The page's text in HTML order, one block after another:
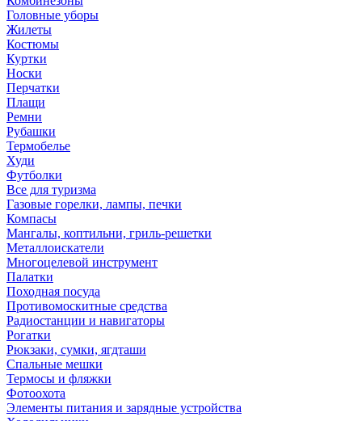
Головные уборы
Жилеты
Костюмы
Куртки
Носки
Перчатки
Плащи
Ремни
Рубашки
Термобелье
Худи
Футболки
Все для туризма
Газовые горелки, лампы, печки
Компасы
Мангалы, коптильни, гриль-решетки
Металлоискатели
Многоцелевой инструмент
Палатки
Походная посуда
Противомоскитные средства
Радиостанции и навигаторы
Рогатки
Рюкзаки, сумки, ягдташи
Спальные мешки
Термосы и фляжки
Фотоохота
Элементы питания и зарядные устройства